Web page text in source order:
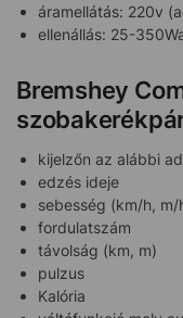
áramellátás: 220v
ellenállás: 25-
Bremshey
kijelzőn az alábbi
edzés ideje
sebesség (km/h, m/
fordulatszám
távolság (km, m)
pulzus
Kalória